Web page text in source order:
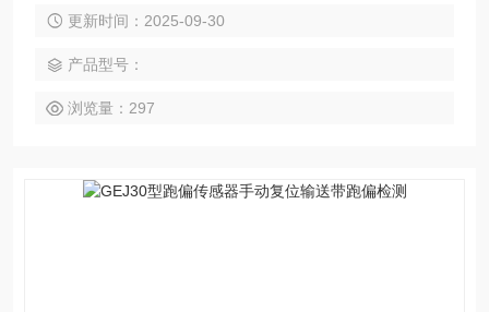
为胶带输送机的胶带跑偏故障检测保护，接入系统控制中，当
系统断电停机，跑偏传感器也可适用于如钢铁厂、水泥厂、发
电厂、港口和码头等有胶带输送机的场合。
更新时间：2025-09-30
产品型号：
浏览量：297